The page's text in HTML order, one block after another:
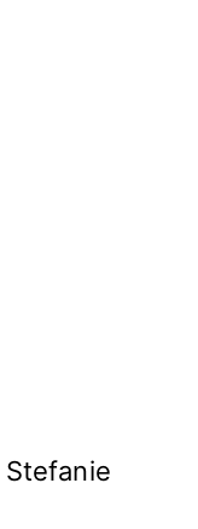
Stefanie